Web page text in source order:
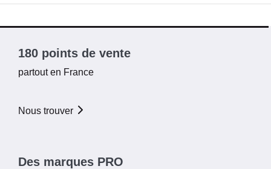
180 points de vente
partout en France
Nous trouver
Des marques PRO